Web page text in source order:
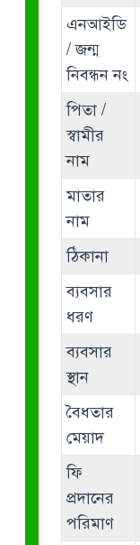
এনআইডি
/ জন্ম
নিবন্ধন নং
পিতা /
স্বামীর
নাম
মাতার
নাম
ঠিকানা
ব্যবসার
ধরণ
ব্যবসার
স্থান
বৈধতার
মেয়াদ
ফি
প্রদানের
পরিমাণ